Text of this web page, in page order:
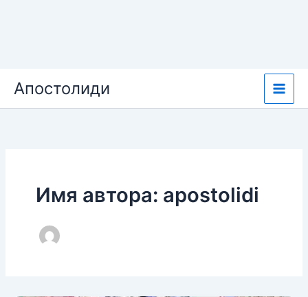
содержимому
Апостолиди
Имя автора: apostolidi